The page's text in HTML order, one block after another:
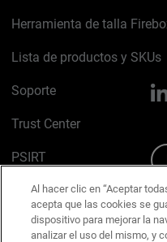
Herramienta de talla
Lista de productos y SKUs
Soporte
Trust Center
PSIRT
Política de cookies
Política de privacidad
Al hacer clic en “Aceptar
acepta que las cookies se
dispositivo para mejorar la
analizar el uso del mismo, y